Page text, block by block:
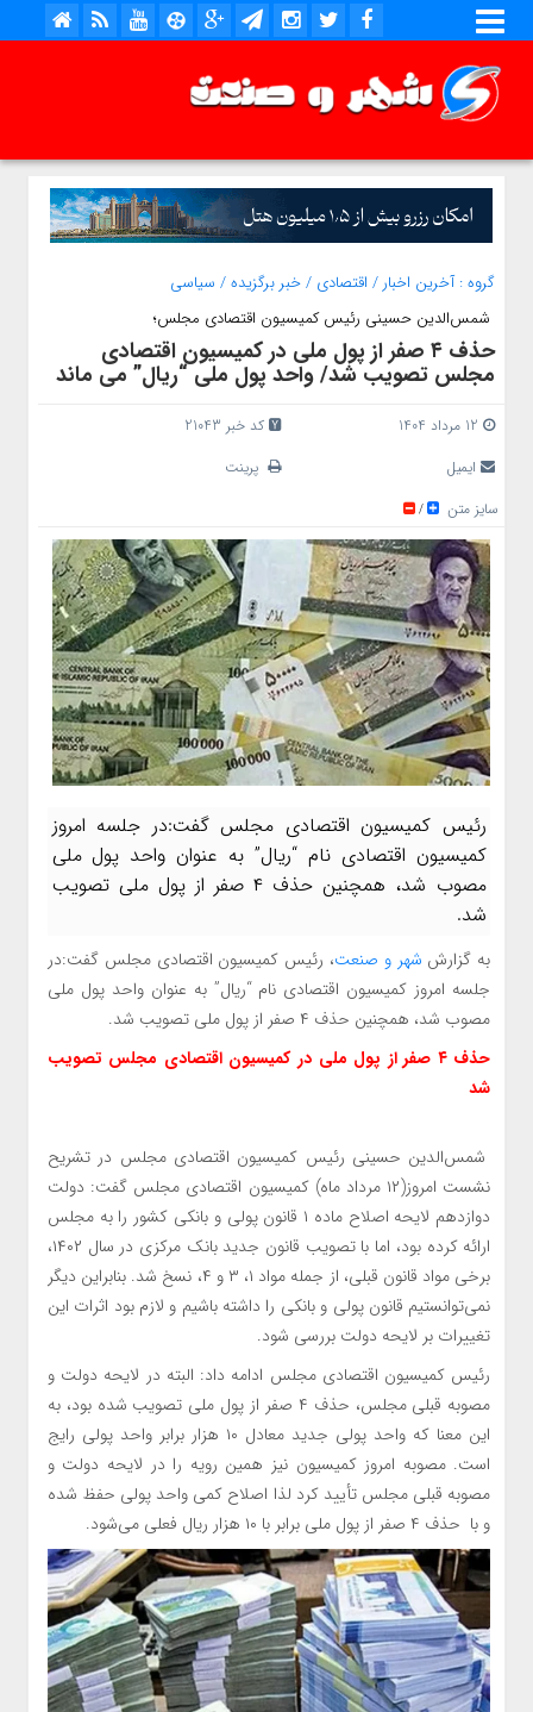
گروه :آخرین اخبار / اقتصادی /خبر برگزیده/ سیاسی
شمس‌الدین حسینی رئیس کمیسیون اقتصادی مجلس؛
حذف ۴ صفر از پول ملی در کمیسیون اقتصادی
مجلس تصویب شد/ واحد پول ملی “ریال” می ماند
12 مرداد 1404
کد خبر 21043
ایمیل
پرینت
سایز متن
/
رئیس کمیسیون اقتصادی مجلس گفت:در جلسه امروز
کمیسیون اقتصادی نام “ریال” به عنوان واحد پول ملی
مصوب شد، همچنین حذف ۴ صفر از پول ملی تصویب
شد.
به گزارش شهر و صنعت، رئیس کمیسیون اقتصادی مجلس گفت:در
جلسه امروز کمیسیون اقتصادی نام “ریال” به عنوان واحد پول ملی
مصوب شد، همچنین حذف ۴ صفر از پول ملی تصویب شد.
حذف ۴ صفر از پول ملی در کمیسیون اقتصادی مجلس تصویب
شد
شمس‌الدین حسینی رئیس کمیسیون اقتصادی مجلس در تشریح
نشست امروز(۱۲ مرداد ماه) کمیسیون اقتصادی مجلس گفت: دولت
دوازدهم لایحه اصلاح ماده ۱ قانون پولی و بانکی کشور را به مجلس
ارائه کرده بود، اما با تصویب قانون جدید بانک مرکزی در سال ۱۴۰۲،
برخی مواد قانون قبلی، از جمله مواد ۱، ۳ و ۴، نسخ شد. بنابراین دیگر
نمی‌توانستیم قانون پولی و بانکی را داشته باشیم و لازم بود اثرات این
تغییرات بر لایحه دولت بررسی شود.
رئیس کمیسیون اقتصادی مجلس ادامه داد: البته در لایحه دولت و
مصوبه قبلی مجلس، حذف ۴ صفر از پول ملی تصویب شده بود، به
این معنا که واحد پولی جدید معادل ۱۰ هزار برابر واحد پولی رایج
است. مصوبه امروز کمیسیون نیز همین رویه را در لایحه دولت و
مصوبه قبلی مجلس تأیید کرد لذا اصلاح کمی واحد پولی حفظ شده
و با حذف ۴ صفر از پول ملی برابر با ۱۰ هزار ریال فعلی می‌شود.